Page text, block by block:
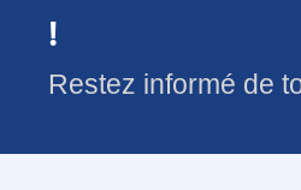
!
Restez informé de